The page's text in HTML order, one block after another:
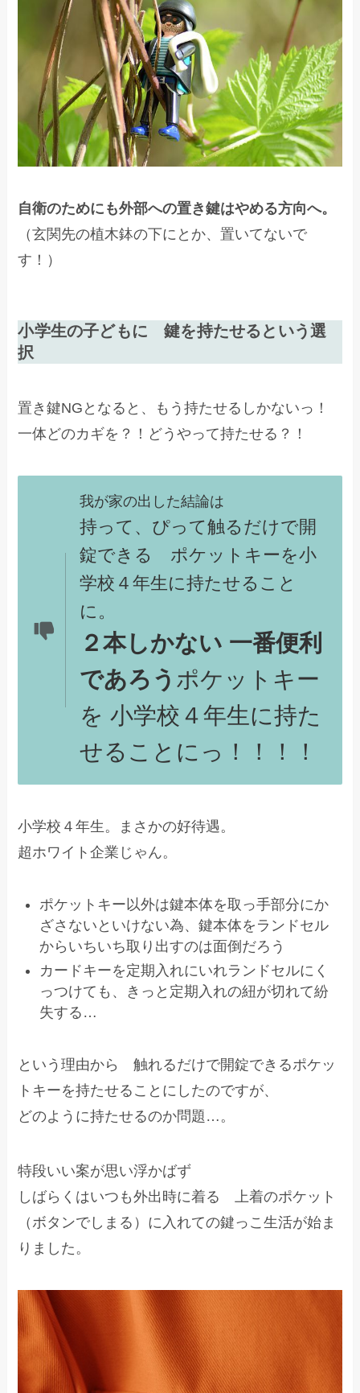
自衛のためにも外部への置き鍵はやめる方向へ。
（玄関先の植木鉢の下にとか、置いてないで
す！）
小学生の子どもに 鍵を持たせるという選
択
置き鍵NGとなると、もう持たせるしかないっ！
一体どのカギを？！どうやって持たせる？！
我が家の出した結論は
持って、ぴって触るだけで開
錠できる ポケットキーを小
学校４年生に持たせること
に。
２本しかない 一番便利
であろう ポケットキー
を 小学校４年生に持た
せることにっ！！！！
小学校４年生。まさかの好待遇。
超ホワイト企業じゃん。
ポケットキー以外は鍵本体を取っ手部分にか
ざさないといけない為、鍵本体をランドセル
からいちいち取り出すのは面倒だろう
カードキーを定期入れにいれランドセルにく
っつけても、きっと定期入れの紐が切れて紛
失する…
という理由から 触れるだけで開錠できるポケッ
トキーを持たせることにしたのですが、
どのように持たせるのか問題…。
特段いい案が思い浮かばず
しばらくはいつも外出時に着る 上着のポケット
（ボタンでしまる）に入れての鍵っこ生活が始ま
りました。